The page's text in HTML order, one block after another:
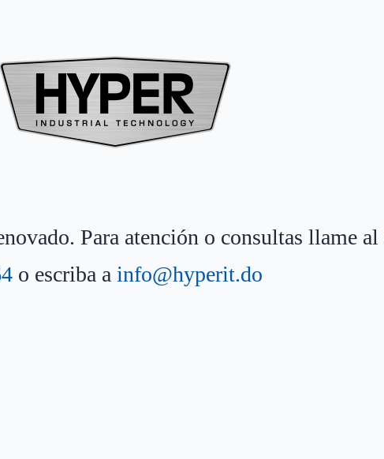
Para atención o consultas llame al
o escriba a info@hyperit.do